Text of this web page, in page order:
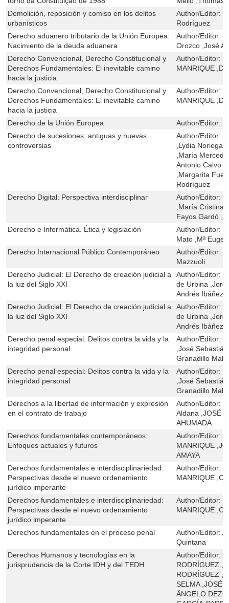
Demolición, reposición y comiso en los delitos
urbanísticos
Author/Editor:
Rodríguez
Derecho aduanero tributario de la Unión Europea:
Nacimiento de la deuda aduanera
Author/Editor:
Orozco ,José
Derecho Convencional, Derecho Constitucional y
Derechos Fundamentales: El inevitable camino
hacia la justicia
Author/Editor:
MANRIQUE
Derecho Convencional, Derecho Constitucional y
Derechos Fundamentales: El inevitable camino
hacia la justicia
Author/Editor:
MANRIQUE
Derecho de la Unión Europea Author/Editor:
Derecho de sucesiones: antiguas y nuevas
controversias
Author/Editor:
,Lydia Noriega
,María
Antonio Calvo
,Margarita
Rodríguez
Derecho Digital: Perspectiva interdisciplinar
Author/Editor:
,María Cristina
Fayos Gardó
Derecho e Informática. Ética y legislación
Author/Editor:
Mato ,Mª
Derecho Internacional Público Contemporáneo
Author/Editor:
Mazzuoli
Derecho Judicial: El Derecho de creación judicial a
la luz del Siglo XXI
Author/Editor:
de Urbina
Andrés Ibáñez
Derecho Judicial: El Derecho de creación judicial a
la luz del Siglo XXI
Author/Editor:
de Urbina
Andrés Ibáñez
Derecho penal especial: Delitos contra la vida y la
integridad personal
Author/Editor:
,José
Granadillo
Derecho penal especial: Delitos contra la vida y la
integridad personal
Author/Editor:
,José
Granadillo
Derechos a la libertad de información y expresión
en el contrato de trabajo
Author/Editor:
Aldana ,JOSÉ
AHUMADA
Derechos fundamentales contemporáneos:
Enfoques actuales y futuros
Author/Editor:
MANRIQUE
AMAYA
Derechos fundamentales e interdisciplinariedad:
Perspectivas desde el nuevo ordenamiento
jurídico imperante
Author/Editor:
MANRIQUE
Derechos fundamentales e interdisciplinariedad:
Perspectivas desde el nuevo ordenamiento
jurídico imperante
Author/Editor:
MANRIQUE
Derechos fundamentales en el proceso penal Author/Editor:
Quintana
Derechos Humanos y tecnologías en la
jurisprudencia de la Corte IDH y del TEDH
Author/Editor:
RODRÍGUEZ
RODRÍGUEZ
SELMA ,JOSÉ
ÂNGELO